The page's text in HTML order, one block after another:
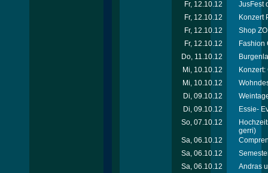
Fr, 12.10.12
JusFest
Fr, 12.10.12
Konzert
Fr, 12.10.12
Shop
Fr, 12.10.12
Fashion
Do, 11.10.12
Mi, 10.10.12
Mi, 10.10.12
Di, 09.10.12
Di, 09.10.12
Essie-
So, 07.10.12
gerri)
Sa, 06.10.12
Sa, 06.10.12
Sa, 06.10.12
Andras